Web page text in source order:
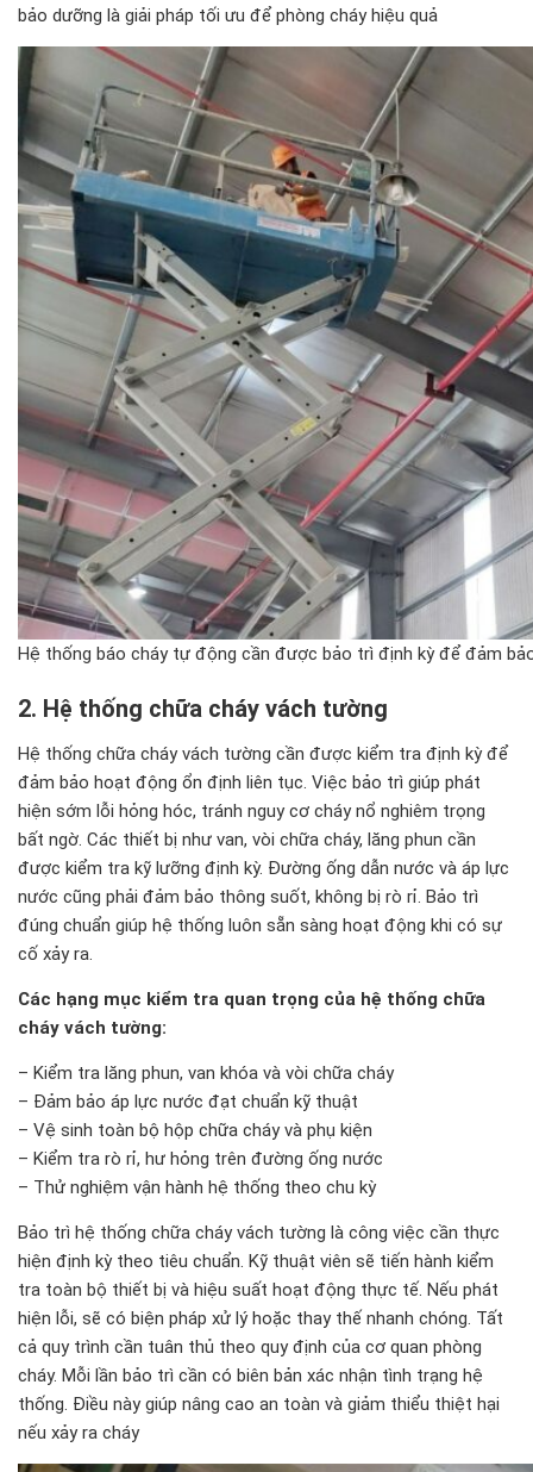
bảo dưỡng là giải pháp tối ưu để phòng cháy hiệu quả
Hệ thống báo cháy tự động cần được bảo trì định kỳ để đảm
2. Hệ thống chữa cháy vách tường
Hệ thống chữa cháy vách tường cần được kiểm tra định kỳ để
đảm bảo hoạt động ổn định liên tục. Việc bảo trì giúp phát
hiện sớm lỗi hỏng hóc, tránh nguy cơ cháy nổ nghiêm trọng
bất ngờ. Các thiết bị như van, vòi chữa cháy, lăng phun cần
được kiểm tra kỹ lưỡng định kỳ. Đường ống dẫn nước và áp lực
nước cũng phải đảm bảo thông suốt, không bị rò rỉ. Bảo trì
đúng chuẩn giúp hệ thống luôn sẵn sàng hoạt động khi có sự
cố xảy ra.
Các hạng mục kiểm tra quan trọng của hệ thống chữa
cháy vách tường:
– Kiểm tra lăng phun, van khóa và vòi chữa cháy
– Đảm bảo áp lực nước đạt chuẩn kỹ thuật
– Vệ sinh toàn bộ hộp chữa cháy và phụ kiện
– Kiểm tra rò rỉ, hư hỏng trên đường ống nước
– Thử nghiệm vận hành hệ thống theo chu kỳ
Bảo trì hệ thống chữa cháy vách tường là công việc cần thực
hiện định kỳ theo tiêu chuẩn. Kỹ thuật viên sẽ tiến hành kiểm
tra toàn bộ thiết bị và hiệu suất hoạt động thực tế. Nếu phát
hiện lỗi, sẽ có biện pháp xử lý hoặc thay thế nhanh chóng. Tất
cả quy trình cần tuân thủ theo quy định của cơ quan phòng
cháy. Mỗi lần bảo trì cần có biên bản xác nhận tình trạng hệ
thống. Điều này giúp nâng cao an toàn và giảm thiểu thiệt hại
nếu xảy ra cháy